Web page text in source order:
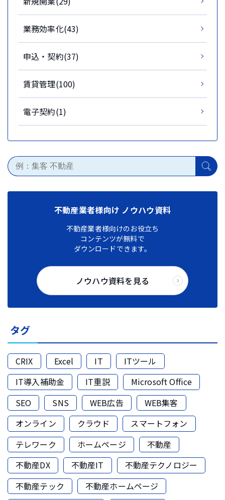
業務効率化(43)
申込・契約(37)
賃貸管理(100)
電子契約(1)
不動産業者様向け ノウハウ資料
不動産業者様向けのお役立ち
コンテンツが無料で
ダウンロードできます。
ノウハウ資料を見る
タグ
CRIX Excel IT
ITツール
IT導入補助金
IT重説
Microsoft Office
SEO
SNS WEB広告
WEB集客
オンライン
クラウド
スマートフォン
テレワーク
ホームページ
不動産
不動産DX
不動産IT
不動産テクノロジー
不動産テック
不動産ホームページ